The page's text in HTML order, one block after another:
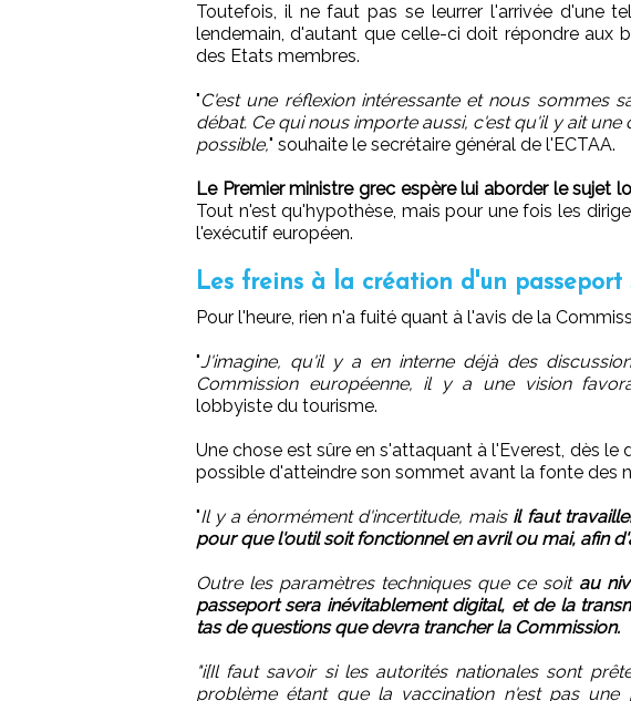
Toutefois, il ne faut pas se leurrer l'arrivée d'une
lendemain, d'autant que celle-ci doit répondre aux
des Etats membres.
"C'est une réflexion intéressante et nous sommes
débat. Ce qui nous importe aussi, c'est qu'il y ait
possible," souhaite le secrétaire général de l'ECTAA.
Le Premier ministre grec espère lui aborder le sujet
Tout n'est qu'hypothèse, mais pour une fois les
l'exécutif européen.
Les freins à la création d'un
Pour l'heure, rien n'a fuité quant à l'avis de la
"J'imagine, qu'il y a en interne déjà des
Commission européenne, il y a une vision
lobbyiste du tourisme.
Une chose est sûre en s'attaquant à l'Everest, dès
possible d'atteindre son sommet avant la fonte des
"Il y a énormément d'incertitude, mais il faut
pour que l'outil soit fonctionnel en avril ou mai, afin
Outre les paramètres techniques que ce soit au
passeport sera inévitablement digital, et de la
tas de questions que devra trancher la Commission.
"i[Il faut savoir si les autorités nationales sont
problème étant que la vaccination n'est pas